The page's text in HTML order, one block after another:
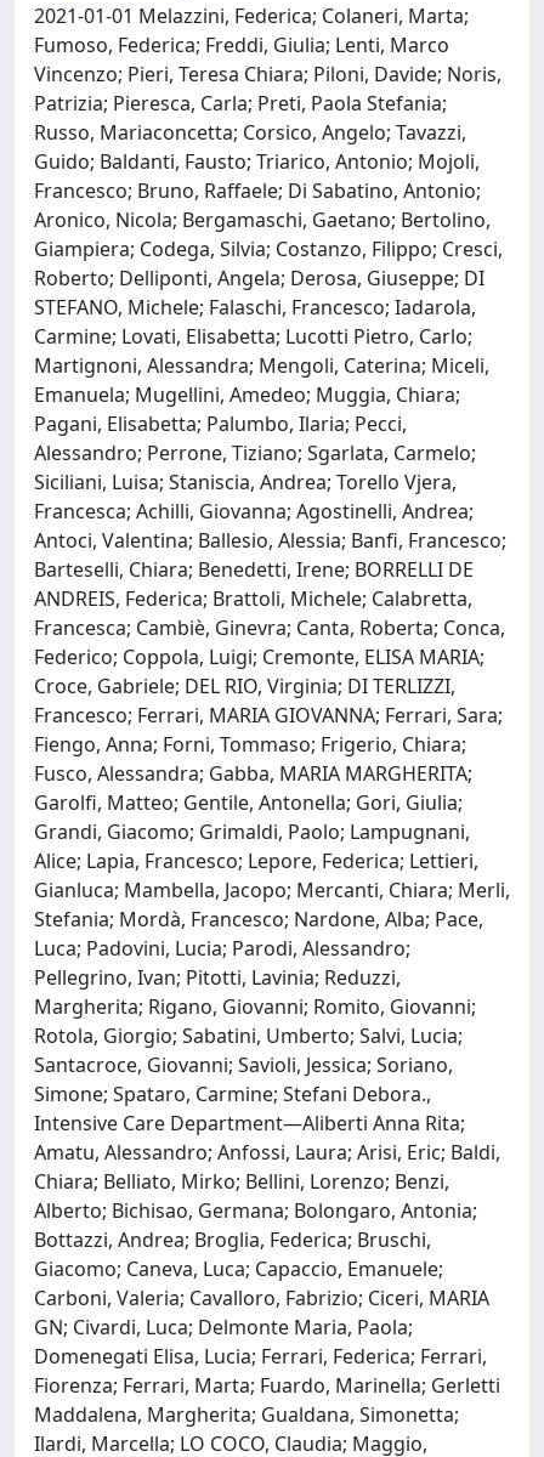
2021-01-01 Melazzini, Federica; Colaneri, Marta;
Fumoso, Federica; Freddi, Giulia; Lenti, Marco
Vincenzo; Pieri, Teresa Chiara; Piloni, Davide; Noris,
Patrizia; Pieresca, Carla; Preti, Paola Stefania;
Russo, Mariaconcetta; Corsico, Angelo; Tavazzi,
Guido; Baldanti, Fausto; Triarico, Antonio; Mojoli,
Francesco; Bruno, Raffaele; Di Sabatino, Antonio;
Aronico, Nicola; Bergamaschi, Gaetano; Bertolino,
Giampiera; Codega, Silvia; Costanzo, Filippo; Cresci,
Roberto; Delliponti, Angela; Derosa, Giuseppe; DI
STEFANO, Michele; Falaschi, Francesco; Iadarola,
Carmine; Lovati, Elisabetta; Lucotti Pietro, Carlo;
Martignoni, Alessandra; Mengoli, Caterina; Miceli,
Emanuela; Mugellini, Amedeo; Muggia, Chiara;
Pagani, Elisabetta; Palumbo, Ilaria; Pecci,
Alessandro; Perrone, Tiziano; Sgarlata, Carmelo;
Siciliani, Luisa; Staniscia, Andrea; Torello Vjera,
Francesca; Achilli, Giovanna; Agostinelli, Andrea;
Antoci, Valentina; Ballesio, Alessia; Banfi, Francesco;
Barteselli, Chiara; Benedetti, Irene; BORRELLI DE
ANDREIS, Federica; Brattoli, Michele; Calabretta,
Francesca; Cambiè, Ginevra; Canta, Roberta; Conca,
Federico; Coppola, Luigi; Cremonte, ELISA MARIA;
Croce, Gabriele; DEL RIO, Virginia; DI TERLIZZI,
Francesco; Ferrari, MARIA GIOVANNA; Ferrari, Sara;
Fiengo, Anna; Forni, Tommaso; Frigerio, Chiara;
Fusco, Alessandra; Gabba, MARIA MARGHERITA;
Garolfi, Matteo; Gentile, Antonella; Gori, Giulia;
Grandi, Giacomo; Grimaldi, Paolo; Lampugnani,
Alice; Lapia, Francesco; Lepore, Federica; Lettieri,
Gianluca; Mambella, Jacopo; Mercanti, Chiara; Merli,
Stefania; Mordà, Francesco; Nardone, Alba; Pace,
Luca; Padovini, Lucia; Parodi, Alessandro;
Pellegrino, Ivan; Pitotti, Lavinia; Reduzzi,
Margherita; Rigano, Giovanni; Romito, Giovanni;
Rotola, Giorgio; Sabatini, Umberto; Salvi, Lucia;
Santacroce, Giovanni; Savioli, Jessica; Soriano,
Simone; Spataro, Carmine; Stefani Debora.,
Intensive Care Department—Aliberti Anna Rita;
Amatu, Alessandro; Anfossi, Laura; Arisi, Eric; Baldi,
Chiara; Belliato, Mirko; Bellini, Lorenzo; Benzi,
Alberto; Bichisao, Germana; Bolongaro, Antonia;
Bottazzi, Andrea; Broglia, Federica; Bruschi,
Giacomo; Caneva, Luca; Capaccio, Emanuele;
Carboni, Valeria; Cavalloro, Fabrizio; Ciceri, MARIA
GN; Civardi, Luca; Delmonte Maria, Paola;
Domenegati Elisa, Lucia; Ferrari, Federica; Ferrari,
Fiorenza; Ferrari, Marta; Fuardo, Marinella; Gerletti
Maddalena, Margherita; Gualdana, Simonetta;
Ilardi, Marcella; LO COCO, Claudia; Maggio,